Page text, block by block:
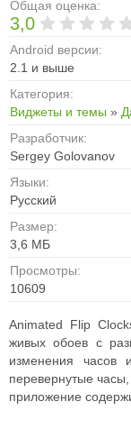
Общая оценка:
3,0
Android версии:
2.1 и выше
Категория:
Виджеты и темы »
Разработчик:
Sergey Golovanov
Языки:
Русский
Размер:
3,6 MБ
Просмотры:
10609
Animated Flip
живых обоев с
изменения часов
перевернутые
приложение